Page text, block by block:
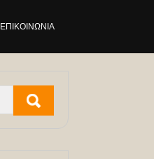
ΕΠΙΚΟΙΝΩΝΊΑ